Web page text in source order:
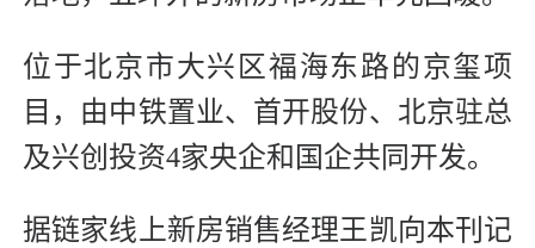
位于北京市大兴区福海东路的京玺项
目，由中铁置业、首开股份、北京驻总
及兴创投资4家央企和国企共同开发。
据链家线上新房销售经理王凯向本刊记